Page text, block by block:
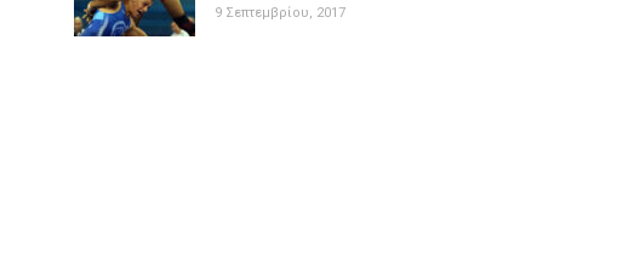
9 Σεπτεμβρίου, 2017